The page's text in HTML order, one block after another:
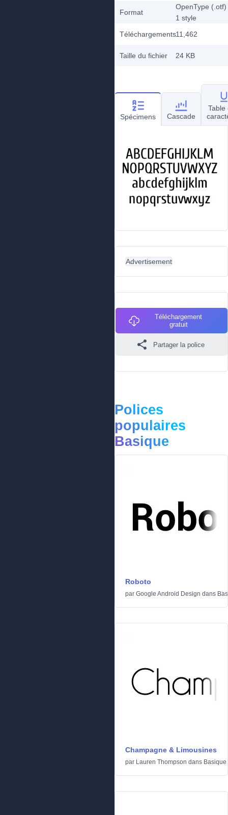
Format
OpenType (.otf)
1 style
Téléchargements11,462
Taille du fichier 24 KB
Spécimens Cascade
Table
Advertisement
Téléchargement
gratuit
Partager la police
Polices
populaires
Basique
Roboto
par Google Android Design dans
Champagne & Limousines
par Lauren Thompson dans Basique